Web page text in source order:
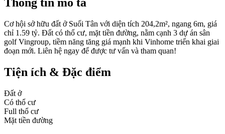
Cơ hội sở hữu đất ở Suối Tân với diện tích 204,2m², ngang 6m, giá
chỉ 1.59 tỷ. Đất có thổ cư, mặt tiền đường, nằm cạnh 3 dự án sân
golf Vingroup, tiềm năng tăng giá mạnh khi Vinhome triển khai giai
đoạn mới. Liên hệ ngay để được tư vấn và tham quan!
Tiện ích & Đặc điểm
Đất ở
Có thổ cư
Full thổ cư
Mặt tiền đường